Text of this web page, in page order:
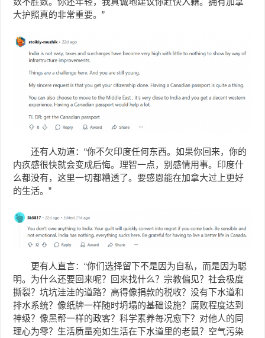
大护照真的非常重要。”
还有人劝道：“你不欠印度任何东西。如果你回来，你的
内疚感很快就会变成后悔。理智一点，别感情用事。印度什
么都没有，这里一切都糟透了。要感恩能在加拿大过上更好
的生活。”
更有人直言：“你们选择留下不是因为自私，而是因为聪
明。为什么还要回来呢？回来找什么？宗教偏见？社会极度
撕裂？坑坑洼洼的道路？高得像捐款的税收？没有下水道和
排水系统？像纸牌一样随时坍塌的基础设施？腐败程度达到
神级？像黑帮一样的政客？科学素养每况愈下？对他人的同
理心为零？生活质量宛如生活在下水道里的老鼠？空气污染